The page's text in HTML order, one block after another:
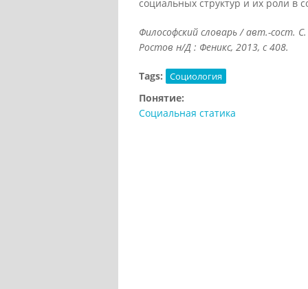
социальных структур и их роли в
Философский словарь / авт.-сост.
Ростов н/Д : Феникс, 2013, с 408.
Tags: Социология
Понятие:
Социальная статика